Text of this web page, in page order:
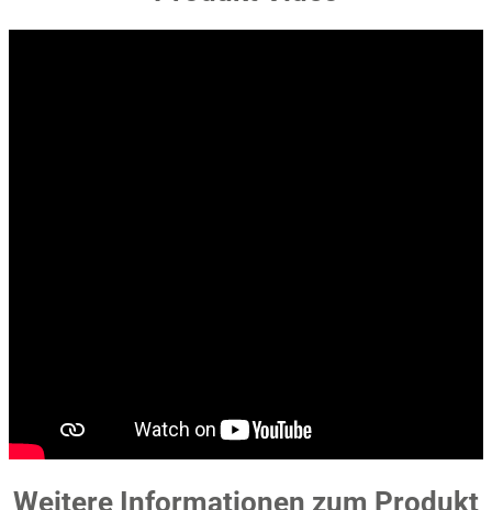
Weitere Informationen zum Produkt